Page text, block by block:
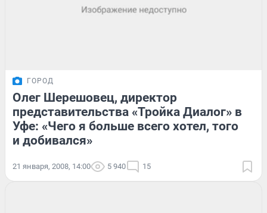
ГОРОД
Олег Шерешовец, директор
представительства «Тройка Диалог» в
Уфе: «Чего я больше всего хотел, того
и добивался»
21 января, 2008, 14:00 5 940 15